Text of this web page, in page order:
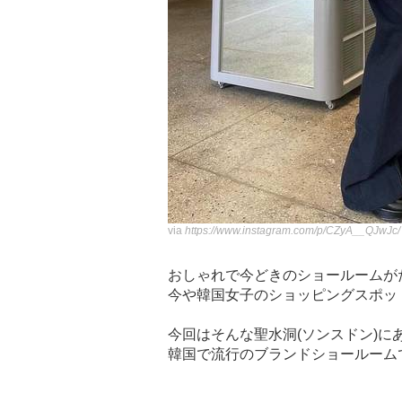
via https://www.instagram.com/p/CZyA__QJwJc/
おしゃれで今どきのショールーム
今や韓国女子のショッピングスポ
今回はそんな聖水洞(ソンスドン)に
韓国で流行のブランドショールー